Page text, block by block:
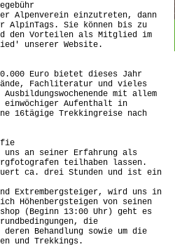
Alpenverein einzutreten, dann
AlpinTags. Sie können bis zu
den Vorteilen als Mitglied im
unserer Website.
Euro bietet dieses Jahr
Fachliteratur und vieles
mit allem
einwöchiger Aufenthalt in
16tägige Trekkingreise nach
an seiner Erfahrung als
teilhaben lassen.
ca. drei Stunden und ist ein
Extrembergsteiger, wird uns in
Höhenbergsteigen von seinen
(Beginn 13:00 Uhr) geht es
die
Behandlung sowie um die
und Trekkings.